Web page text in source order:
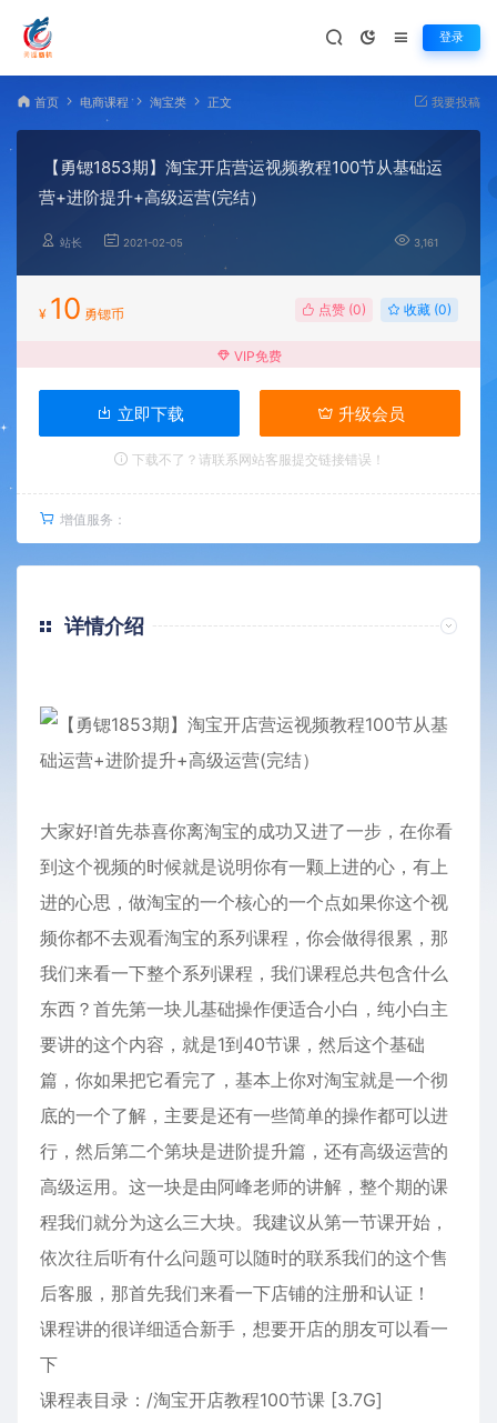
登录
首页 电商课程 淘宝类 正文 我要投稿
【勇锶1853期】淘宝开店营运视频教程100节从基础运
营+进阶提升+高级运营(完结）
站长 2021-02-05 3,161
¥ 10 勇锶币 点赞 (0) 收藏 (0)
VIP免费
立即下载 升级会员
下载不了？请联系网站客服提交链接错误！
增值服务：
详情介绍
大家好!首先恭喜你离淘宝的成功又进了一步，在你看
到这个视频的时候就是说明你有一颗上进的心，有上
进的心思，做淘宝的一个核心的一个点如果你这个视
频你都不去观看淘宝的系列课程，你会做得很累，那
我们来看一下整个系列课程，我们课程总共包含什么
东西？首先第一块儿基础操作便适合小白，纯小白主
要讲的这个内容，就是1到40节课，然后这个基础
篇，你如果把它看完了，基本上你对淘宝就是一个彻
底的一个了解，主要是还有一些简单的操作都可以进
行，然后第二个第块是进阶提升篇，还有高级运营的
高级运用。这一块是由阿峰老师的讲解，整个期的课
程我们就分为这么三大块。我建议从第一节课开始，
依次往后听有什么问题可以随时的联系我们的这个售
后客服，那首先我们来看一下店铺的注册和认证！
课程讲的很详细适合新手，想要开店的朋友可以看一
下
课程表目录：/淘宝开店教程100节课 [3.7G]